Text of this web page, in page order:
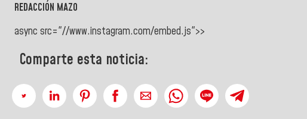
REDACCIÓN MAZO
async src="//www.instagram.com/embed.js">>
Comparte esta noticia: